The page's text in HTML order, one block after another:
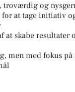
troværdig og
for at tage initiativ
at skabe resultater
men med fokus på